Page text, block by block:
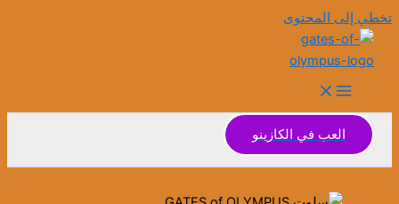
تخطي إلى المحتوى
العب في الكازينو